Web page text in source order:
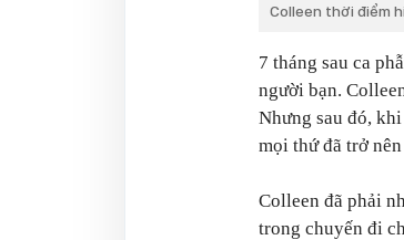
Colleen thời điểm
7 tháng sau ca
người bạn.
Nhưng sau đó,
mọi thứ đã trở
Colleen đã phải
trong chuyến đi